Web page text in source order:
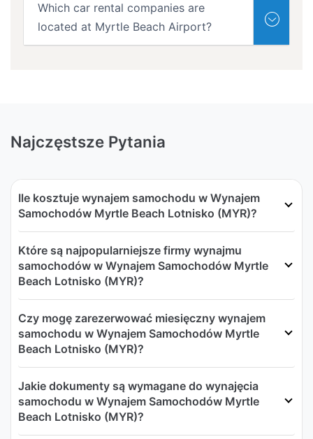
Which car rental companies are
located at Myrtle Beach Airport?
Najczęstsze Pytania
Ile kosztuje wynajem samochodu w Wynajem
Samochodów Myrtle Beach Lotnisko (MYR)?
Które są najpopularniejsze firmy wynajmu
samochodów w Wynajem Samochodów Myrtle
Beach Lotnisko (MYR)?
Czy mogę zarezerwować miesięczny wynajem
samochodu w Wynajem Samochodów Myrtle
Beach Lotnisko (MYR)?
Jakie dokumenty są wymagane do wynajęcia
samochodu w Wynajem Samochodów Myrtle
Beach Lotnisko (MYR)?